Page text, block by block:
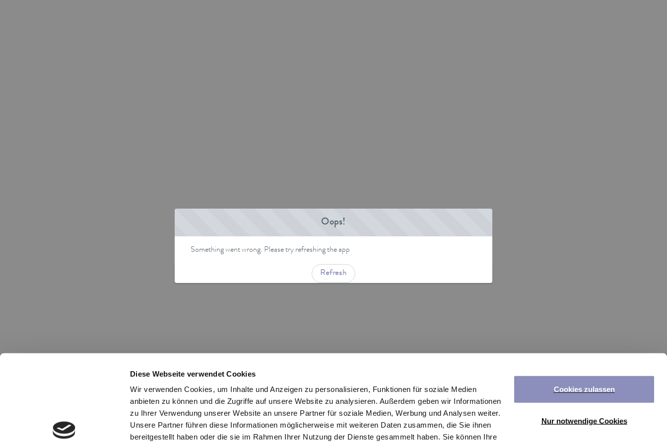
Diese Webseite verwendet Cookies
Wir verwenden Cookies, um Inhalte und Anzeigen zu personalisieren, Funktionen für soziale Medien
anbieten zu können und die Zugriffe auf unsere Website zu analysieren. Außerdem geben wir Informationen
zu Ihrer Verwendung unserer Website an unsere Partner für soziale Medien, Werbung und Analysen weiter.
Unsere Partner führen diese Informationen möglicherweise mit weiteren Daten zusammen, die Sie ihnen
bereitgestellt haben oder die sie im Rahmen Ihrer Nutzung der Dienste gesammelt haben. Sie können Ihre
Cookies zulassen
Nur notwendige Cookies
Oops!
Something went wrong. Please try refreshing the app
Refresh